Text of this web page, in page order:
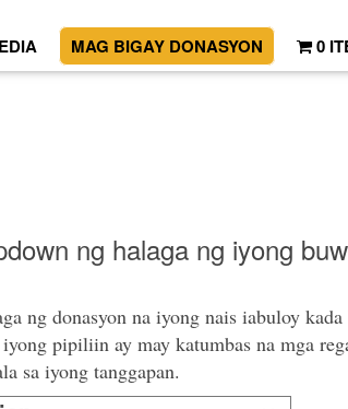
MAG BIGAY DONASYON 0
ng halaga ng iyong
ng donasyon na iyong nais iabuloy kada
pipiliin ay may katumbas na mga
sa iyong tanggapan.